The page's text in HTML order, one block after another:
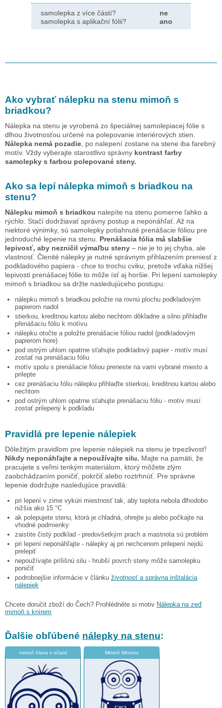
samolepka z více částí?
ne
samolepka s aplikační fólii?
ano
Ako vybrať nálepku na stenu mimoň s
briadkou?
Nálepka na stenu je vyrobená zo špeciálnej samolepiacej fólie s
dlhou životnosťou určené na polepovanie interiérových stien.
Nálepka nemá pozadie , po nalepení zostane na stene iba farebný
motív. Vždy vyberajte starostlivo správny kontrast farby
samolepky s farbou polepované steny.
Ako sa lepí nálepka mimoň s briadkou na
stenu?
Nálepku mimoň s briadkou nalepíte na stenu pomerne ľahko a
rýchlo. Stačí dodržiavať správny postup a neponáhľať. Až na
niektoré výnimky, sú samolepky potiahnuté prenášacie fóliou pre
jednoduché lepenie na stenu. Prenášacia fólia má slabšie
lepivosť, aby nezničil výmaľbu steny – nie je to jej chyba, ale
vlastnosť. Členité nálepky je nutné správnym přihlazením preniesť z
podkladového papiera - chce to trochu cviku, pretože vďaka nižšej
lepivosti prenášacej fólie to môže ísť aj horšie. Pri lepení samolepky
mimoň s briadkou sa držte nasledujúceho postupu:
nálepku mimoň s briadkou položte na rovnú plochu podkladovým
papierom nadol
stierkou, kreditnou kartou alebo nechtom dôkladne a silno přihlaďte
přenášaciu fóliu k motívu
nálepku otočte a položte prenášacie fóliou nadol (podkladovým
papierom hore)
pod ostrým uhlom opatrne sťahujte podkladový papier - motív musí
zostať na prenášaciu fóliu
motív spolu s prenášacie fóliou preneste na vami vybrané miesto a
prilepte
cez prenášaciu fóliu nálepku přihlaďte stierkou, kreditnou kartou alebo
nechtom
pod ostrým uhlom opatrne sťahujte prenášaciu fóliu - motív musí
zostať prilepený k podkladu
Pravidlá pre lepenie nálepiek
Dôležitým pravidlom pre lepenie nálepiek na stenu je trpezlivosť!
Nikdy neponáhľajte a nepoužívajte silu. Majte na pamäti, že
pracujete s veľmi tenkým materiálom, ktorý môžete zlým
zaobchádzaním poničiť, pokrčiť alebo roztrhnúť. Pre správne
lepenie dodržujte nasledujúce pravidlá:
pri lepení v zime vykúri miestnosť tak, aby teplota nebola dlhodobo
nižšia ako 15 °C
ak polepujete stenu, ktorá je chladná, ohrejte ju alebo počkajte na
vhodné podmienky
zaistite čistý podklad - predovšetkým prach a mastnota sú problém
pri lepení neponáhľajte - nálepky aj pri nechcenom prilepení nejdú
prelepiť
nepoužívajte prílišnú silu - hrubší povrch steny môže samolepku
poničiť
podrobnejšie informácie v článku životnosť a správna inštalácia
nálepiek
Chcete doručit zboží do Čech? Prohlédněte si motiv Nálepka na zeď
mimoň s knírem
Ďalšie obľúbené nálepky na stenu:
mimoň hlava s očami Mimoň Minions